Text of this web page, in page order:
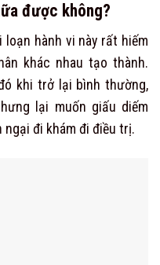
được không?
loạn hành vi này rất hiếm
khác nhau tạo thành.
khi trở lại bình thường,
lại muốn giấu diếm
ngại đi khám đi điều trị.